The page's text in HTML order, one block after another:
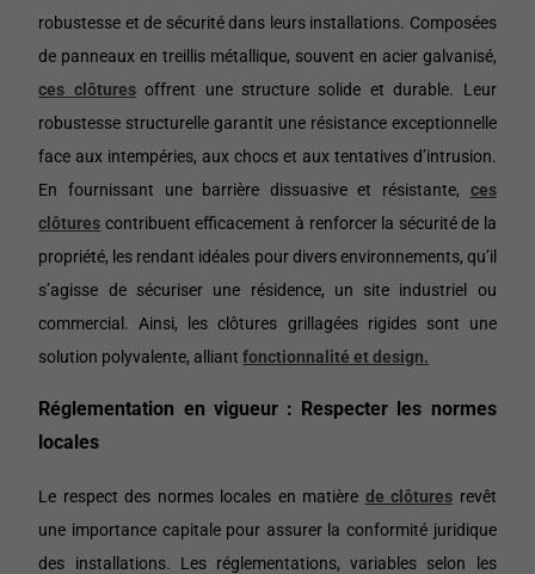
robustesse et de sécurité dans leurs installations. Composées
de panneaux en treillis métallique, souvent en acier galvanisé,
ces clôturesoffrent une structure solide et durable. Leur
robustesse structurelle garantit une résistance exceptionnelle
face aux intempéries, aux chocs et aux tentatives d’intrusion.
En fournissant une barrière dissuasive et résistante, ces
clôtures contribuent efficacement à renforcer la sécurité de la
propriété, les rendant idéales pour divers environnements, qu’il
s’agisse de sécuriser une résidence, un site industriel ou
commercial. Ainsi, les clôtures grillagées rigides sont une
solution polyvalente, alliantfonctionnalité et design.
Réglementation en vigueur : Respecter les normes
locales
Le respect des normes locales en matière de clôtures revêt
une importance capitale pour assurer la conformité juridique
des installations. Les réglementations, variables selon les